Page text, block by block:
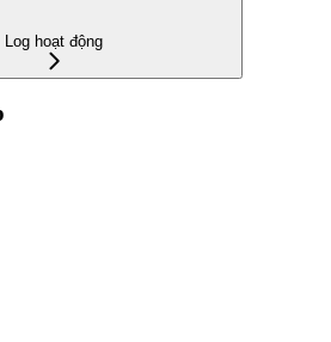
Log hoạt động